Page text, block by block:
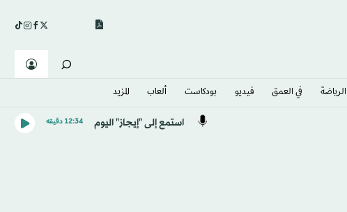
الرياضة في العمق فيديو بودكاست ألعاب المزيد
استمع إلى "إيجاز" اليوم 12:34 دقيقه